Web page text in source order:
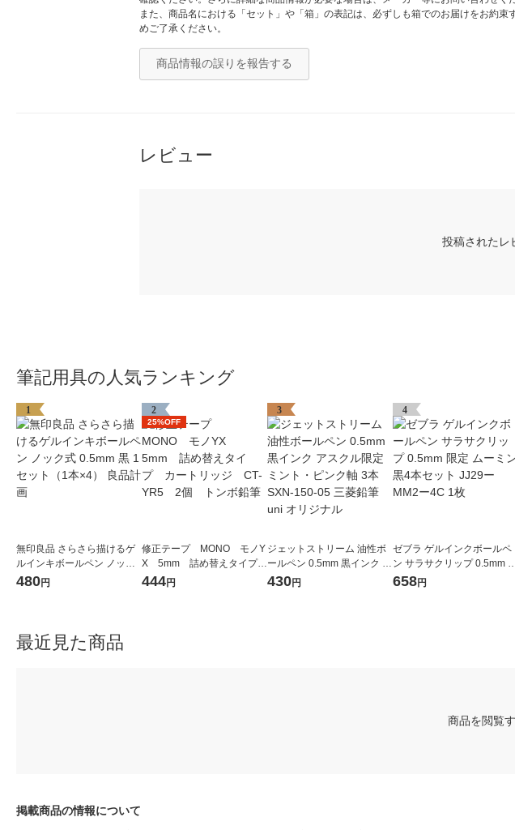
また、商品名における「セット」や「箱」の表記は、必ずしも箱でのお届けをお約
めご了承ください。
商品情報の誤りを報告する
レビュー
投稿されたレ
筆記用具の人気ランキング
1
無印良品 さらさら描けるゲ
ルインキボールペン ノック
式 0.5mm 黒 1セット（1本×
480円
2
25%OFF
修正テープ MONO モノY
X 5mm 詰め替えタイプ
カートリッジ CT-YR5 2
444円
3
ジェットストリーム 油性ボ
ールペン 0.5mm 黒インク ア
スクル限定ミント・ピンク
430円
4
ゼブラ ゲルインクボールペ
ン サラサクリップ 0.5mm 限
定 ムーミン 黒4本セット JJ2
658円
最近見た商品
商品を閲覧
掲載商品の情報について